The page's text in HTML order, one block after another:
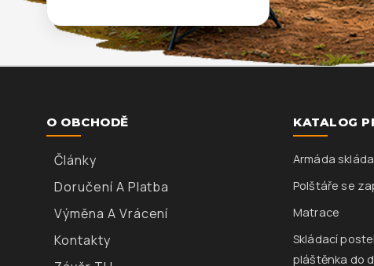
O OBCHODĚ
Články
Doručení A Platba
Výměna A Vrácení
Kontakty
KATALOG
Armáda
Polštáře se
Matrace
Skládací
pláštěnka do